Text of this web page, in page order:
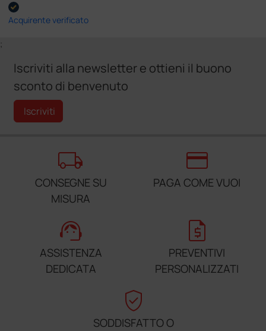
Acquirente verificato
;
Iscriviti alla newsletter e ottieni il buono
sconto di benvenuto
Iscriviti
local_shipping
CONSEGNE SU
MISURA
credit_card
PAGA COME VUOI
support_agent
ASSISTENZA
DEDICATA
request_quote
PREVENTIVI
PERSONALIZZATI
verified_user
SODDISFATTO O